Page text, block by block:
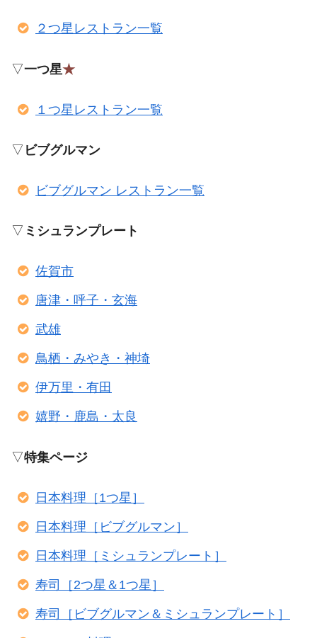
２つ星レストラン一覧
▽一つ星★
１つ星レストラン一覧
▽ ビブグルマン
ビブグルマン レストラン一覧
▽ ミシュランプレート
佐賀市
唐津・呼子・玄海
武雄
鳥栖・みやき・神埼
伊万里・有田
嬉野・鹿島・太良
▽特集ページ
日本料理［1つ星］
日本料理［ビブグルマン］
日本料理［ミシュランプレート］
寿司［2つ星＆1つ星］
寿司［ビブグルマン＆ミシュランプレート］